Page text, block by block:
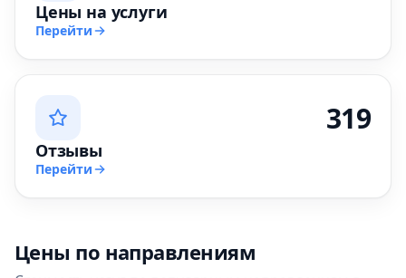
Цены на услуги
Перейти
319
Отзывы
Перейти
Цены по направлениям